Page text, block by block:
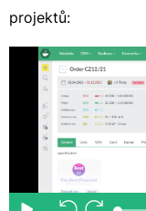
projektů: